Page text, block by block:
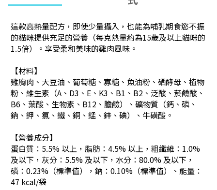
這款高熱量配方，即使少量攝入，也能為哺乳期食慾不振
的貓咪提供充足的營養（每克熱量約為15歲及以上貓咪的
1.5倍）。享受柔和美味的雞肉風味。
【材料】
雞胸肉、大豆油、葡萄糖、寡糖、魚油粉、硒酵母、植物
粉、維生素（A、D3、E、K3、B1、B2、泛酸、菸鹼酸、
B6、葉酸、生物素、B12、膽鹼）、礦物質（鈣、磷、
鈉、鉀、氯、鐵、銅、錳、鋅、碘）、牛磺酸。
【營養成分】
蛋白質：5.5% 以上，脂肪：4.5% 以上，粗纖維：1.0%
及以下，灰分：5.5% 及以下，水分：80.0% 及以下，
磷：0.23%（標準值），鈉：0.10%（標準值）
、能量：
47 kcal/袋